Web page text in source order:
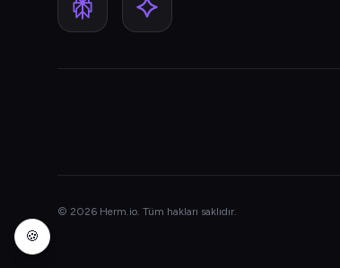
© 2026 Herm.io. Tüm hakları saklıdır.
🍪